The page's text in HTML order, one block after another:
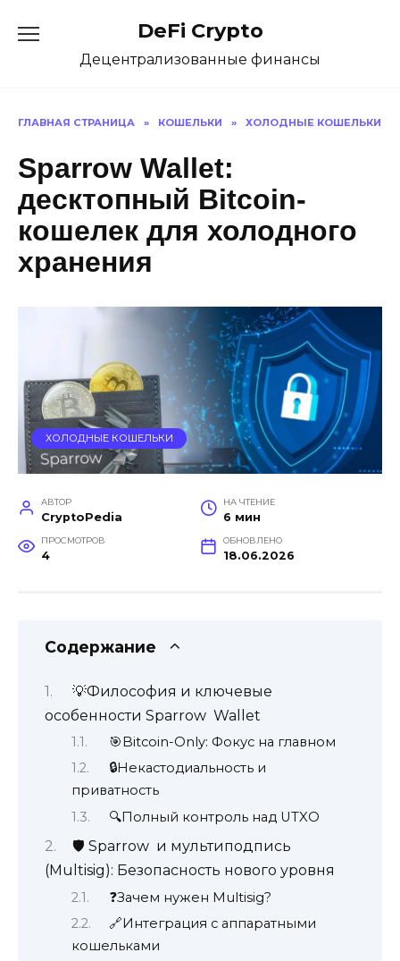
содержанию
DeFi Crypto
Децентрализованные финансы
ГЛАВНАЯ СТРАНИЦА » КОШЕЛЬКИ » ХОЛОДНЫЕ КОШЕЛЬКИ
Sparrow Wallet:
десктопный Bitcoin-
кошелек для холодного
хранения
ХОЛОДНЫЕ КОШЕЛЬКИ
АВТОР
CryptoPedia
НА ЧТЕНИЕ
6 мин
ПРОСМОТРОВ
4
ОБНОВЛЕНО
18.06.2026
Содержание
💡Философия и ключевые
особенности Sparrow Wallet
🎯Bitcoin-Only: Фокус на главном
🔒Некастодиальность и
приватность
🔍Полный контроль над UTXO
🛡️ Sparrow и мультиподпись
(Multisig): Безопасность нового уровня
❓Зачем нужен Multisig?
🔗Интеграция с аппаратными
кошельками